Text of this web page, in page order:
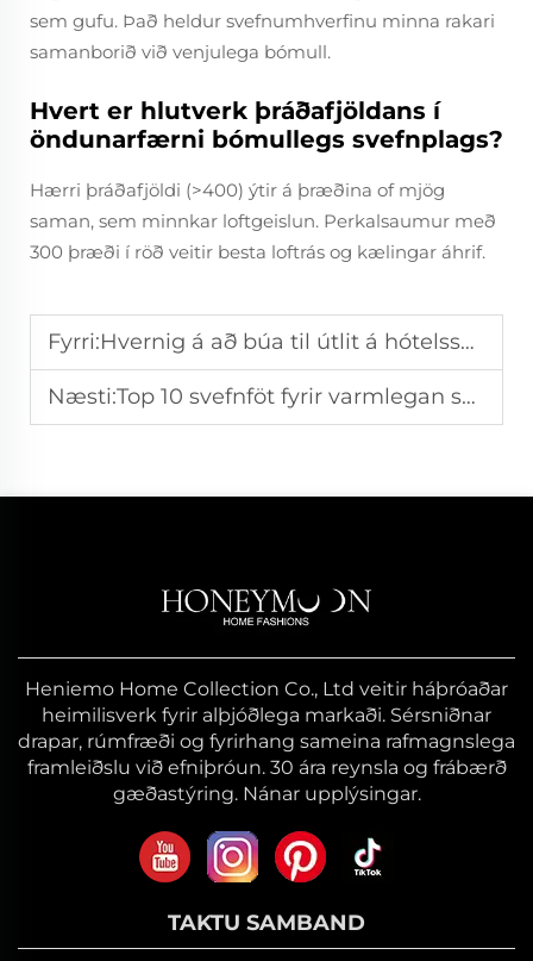
sem gufu. Það heldur svefnumhverfinu minna rakari
samanborið við venjulega bómull.
Hvert er hlutverk þráðafjöldans í
öndunarfærni bómullegs svefnplags?
Hærri þráðafjöldi (>400) ýtir á þræðina of mjög
saman, sem minnkar loftgeislun. Perkalsaumur með
300 þræði í röð veitir besta loftrás og kælingar áhrif.
Fyrri:Hvernig á að búa til útlit á hótelssengi í hærra flokki heima
Næsti:Top 10 svefnföt fyrir varmlegan svefnherbergi
Heniemo Home Collection Co., Ltd veitir háþróaðar
heimilisverk fyrir alþjóðlega markaði. Sérsniðnar
drapar, rúmfræði og fyrirhang sameina rafmagnslega
framleiðslu við efniþróun. 30 ára reynsla og frábærð
gæðastýring. Nánar upplýsingar.
TAKTU SAMBAND